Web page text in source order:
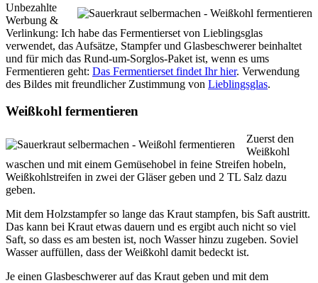
Unbezahlte
Werbung &
Verlinkung: Ich habe das Fermentierset von Lieblingsglas
verwendet, das Aufsätze, Stampfer und Glasbeschwerer beinhaltet
und für mich das Rund-um-Sorglos-Paket ist, wenn es ums
Fermentieren geht: Das Fermentierset findet Ihr hier. Verwendung
des Bildes mit freundlicher Zustimmung von Lieblingsglas.
Weißkohl fermentieren
Zuerst den
Weißkohl
waschen und mit einem Gemüsehobel in feine Streifen hobeln,
Weißkohlstreifen in zwei der Gläser geben und 2 TL Salz dazu
geben.
Mit dem Holzstampfer so lange das Kraut stampfen, bis Saft austritt.
Das kann bei Kraut etwas dauern und es ergibt auch nicht so viel
Saft, so dass es am besten ist, noch Wasser hinzu zugeben. Soviel
Wasser auffüllen, dass der Weißkohl damit bedeckt ist.
Je einen Glasbeschwerer auf das Kraut geben und mit dem